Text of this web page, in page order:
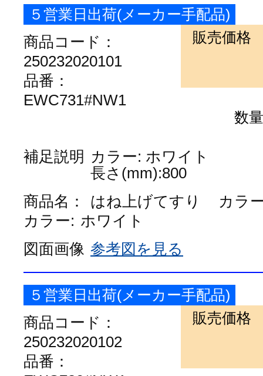
５営業日出荷(メーカー手配品)
商品コード：
250232020101
品番：
EWC731#NW1
販売価格
数量
補足説明 カラー: ホワイト
長さ(mm):800
商品名：
はね上げてすり
カラ
カラー: ホワイト
図面画像 参考図を見る
５営業日出荷(メーカー手配品)
商品コード：
250232020102
品番：
販売価格